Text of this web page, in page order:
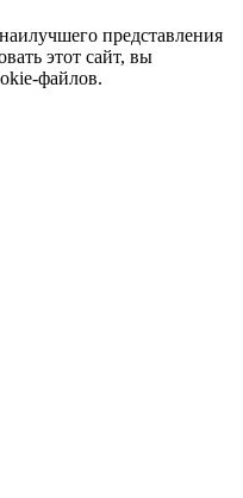
представления
этот сайт, вы
файлов.